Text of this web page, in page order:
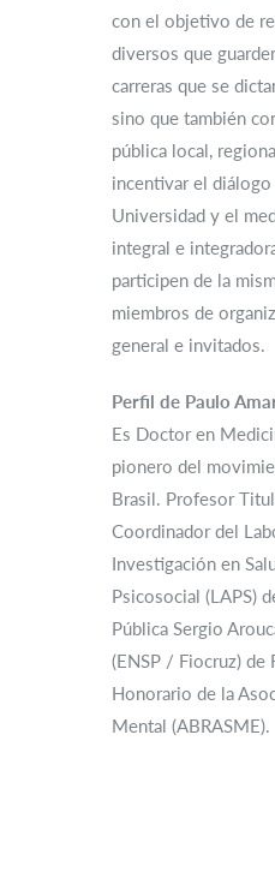
con el objetivo de
diversos que
carreras que se
sino que también
pública local,
incentivar el
Universidad y el
integral e
participen de la
miembros de
general e invitados.
Perfil de Paulo
Es Doctor en
pionero del
Brasil. Profesor
Coordinador del
Investigación en
Psicosocial (LAPS)
Pública Sergio
(ENSP / Fiocruz) de
Honorario de la
Mental (ABRASME).